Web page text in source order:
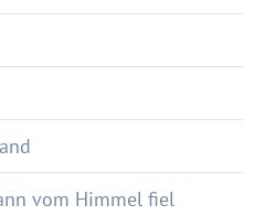
vom Himmel fiel